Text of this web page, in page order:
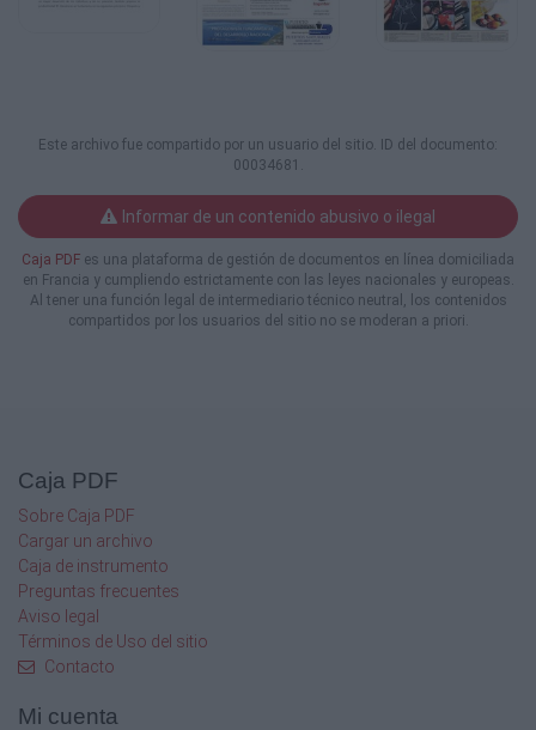
Este archivo fue compartido por un usuario del sitio. ID del documento:
00034681.
Informar de un contenido abusivo o ilegal
Caja PDF es una plataforma de gestión de documentos en línea domiciliada
en Francia y cumpliendo estrictamente con las leyes nacionales y europeas.
Al tener una función legal de intermediario técnico neutral, los contenidos
compartidos por los usuarios del sitio no se moderan a priori.
Caja PDF
Sobre Caja PDF
Cargar un archivo
Caja de instrumento
Preguntas frecuentes
Aviso legal
Términos de Uso del sitio
Contacto
Mi cuenta